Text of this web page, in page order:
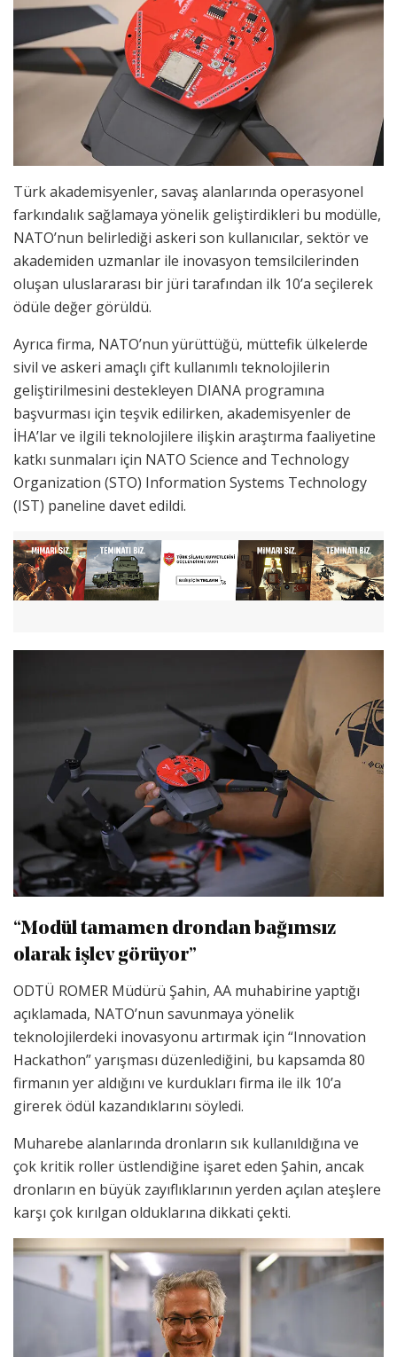
Türk akademisyenler, savaş alanlarında operasyonel
farkındalık sağlamaya yönelik geliştirdikleri bu modülle,
NATO’nun belirlediği askeri son kullanıcılar, sektör ve
akademiden uzmanlar ile inovasyon temsilcilerinden
oluşan uluslararası bir jüri tarafından ilk 10’a seçilerek
ödüle değer görüldü.
Ayrıca firma, NATO’nun yürüttüğü, müttefik ülkelerde
sivil ve askeri amaçlı çift kullanımlı teknolojilerin
geliştirilmesini destekleyen DIANA programına
başvurması için teşvik edilirken, akademisyenler de
İHA’lar ve ilgili teknolojilere ilişkin araştırma faaliyetine
katkı sunmaları için NATO Science and Technology
Organization (STO) Information Systems Technology
(IST) paneline davet edildi.
“Modül tamamen drondan bağımsız
olarak işlev görüyor”
ODTÜ ROMER Müdürü Şahin, AA muhabirine yaptığı
açıklamada, NATO’nun savunmaya yönelik
teknolojilerdeki inovasyonu artırmak için “Innovation
Hackathon” yarışması düzenlediğini, bu kapsamda 80
firmanın yer aldığını ve kurdukları firma ile ilk 10’a
girerek ödül kazandıklarını söyledi.
Muharebe alanlarında dronların sık kullanıldığına ve
çok kritik roller üstlendiğine işaret eden Şahin, ancak
dronların en büyük zayıflıklarının yerden açılan ateşlere
karşı çok kırılgan olduklarına dikkati çekti.